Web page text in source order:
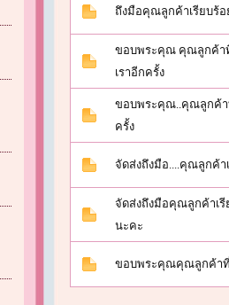
ถึงมือคุณลูกค้าเรียบร้
ขอบพระคุณ คุณลูกค้า
เราอีกครั้ง
ขอบพระคุณ..คุณลูกค้า
ครั้ง
จัดส่งถึงมือ....คุณลูกค้า
จัดส่งถึงมือคุณลูกค้าเ
นะคะ
ขอบพระคุณคุณลูกค้าที่